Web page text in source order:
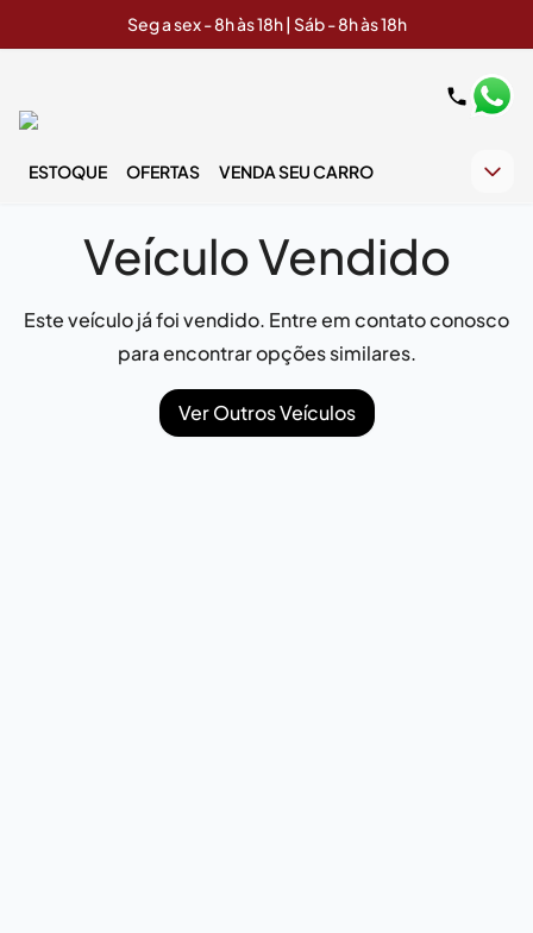
Seg a sex - 8h às 18h | Sáb - 8h às 18h
ESTOQUE OFERTAS VENDA SEU CARRO
Veículo Vendido
Este veículo já foi vendido. Entre em contato conosco
para encontrar opções similares.
Ver Outros Veículos